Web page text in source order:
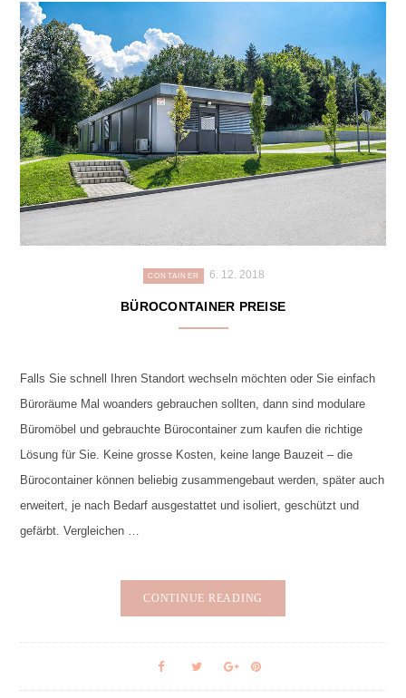
CONTAINER 6. 12. 2018
BÜROCONTAINER PREISE
Falls Sie schnell Ihren Standort wechseln möchten oder Sie einfach
Büroräume Mal woanders gebrauchen sollten, dann sind modulare
Büromöbel und gebrauchte Bürocontainer zum kaufen die richtige
Lösung für Sie. Keine grosse Kosten, keine lange Bauzeit – die
Bürocontainer können beliebig zusammengebaut werden, später auch
erweitert, je nach Bedarf ausgestattet und isoliert, geschützt und
gefärbt. Vergleichen …
CONTINUE READING